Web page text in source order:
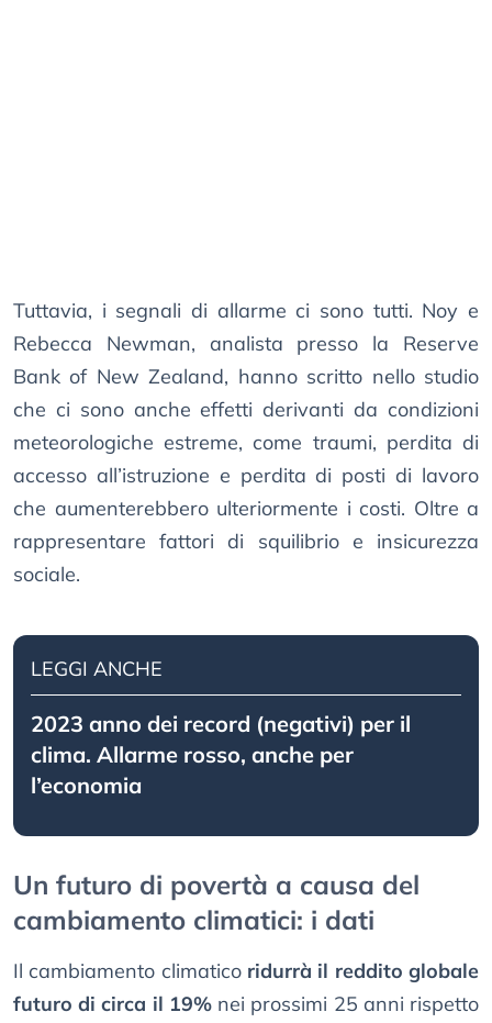
Tuttavia, i segnali di allarme ci sono tutti. Noy e
Rebecca Newman, analista presso la Reserve
Bank of New Zealand, hanno scritto nello studio
che ci sono anche effetti derivanti da condizioni
meteorologiche estreme, come traumi, perdita di
accesso all’istruzione e perdita di posti di lavoro
che aumenterebbero ulteriormente i costi. Oltre a
rappresentare fattori di squilibrio e insicurezza
sociale.
LEGGI ANCHE
2023 anno dei record (negativi) per il
clima. Allarme rosso, anche per
l’economia
Un futuro di povertà a causa del
cambiamento climatici: i dati
Il cambiamento climatico ridurrà il reddito globale
futuro di circa il 19%nei prossimi 25 anni rispetto